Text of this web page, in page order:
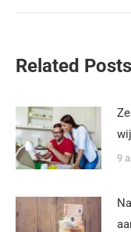
Related Posts
9